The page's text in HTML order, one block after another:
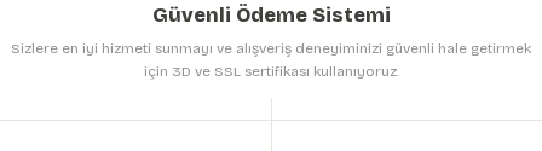
Güvenli Ödeme Sistemi
Sizlere en iyi hizmeti sunmayı ve alışveriş deneyiminizi güvenli hale getirmek
için 3D ve SSL sertifikası kullanıyoruz.